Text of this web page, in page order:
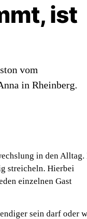
ist
vom
in Rheinberg.
in den Alltag.
streicheln. Hierbei
einzelnen Gast
sein darf oder